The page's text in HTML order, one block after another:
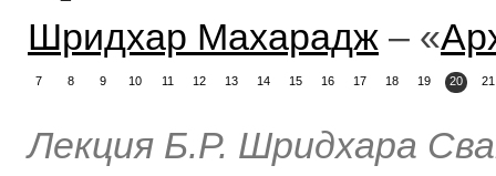
Шридхар Махарадж – «
7 8 9 10 11 12 13 14 15 16 17 18 19 20 21
Лекция Б.Р. Шридхара